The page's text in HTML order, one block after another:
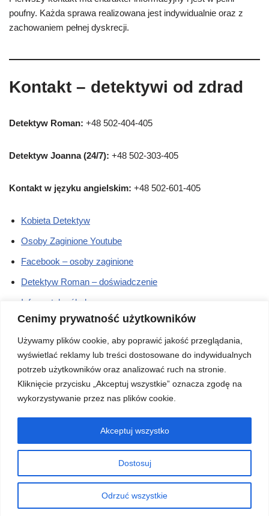
Cenimy prywatność użytkowników
Używamy plików cookie, aby poprawić jakość przeglądania,
wyświetlać reklamy lub treści dostosowane do indywidualnych
potrzeb użytkowników oraz analizować ruch na stronie.
Kliknięcie przycisku „Akceptuj wszystkie” oznacza zgodę na
wykorzystywanie przez nas plików cookie.
Dostosuj
Odrzuć wszystkie
Akceptuj wszystko
poufny. Każda sprawa realizowana jest indywidualnie oraz z
zachowaniem pełnej dyskrecji.
Kontakt – detektywi od zdrad
Detektyw Roman: +48 502-404-405
Detektyw Joanna (24/7): +48 502-303-405
Kontakt w języku angielskim: +48 502-601-405
Kobieta Detektyw
Osoby Zaginione Youtube
Facebook – osoby zaginione
Detektyw Roman – doświadczenie
Informatyka śledcza
Cennik – działania międzynarodowe
Cennik – działania na terenie Polski
Prywatny Detektyw Augustów
– kontakt
Telefon kontaktowy: 502-404-405
Działamy na terenie całej Polski oraz Europy.
Neve| Powered byWordPress